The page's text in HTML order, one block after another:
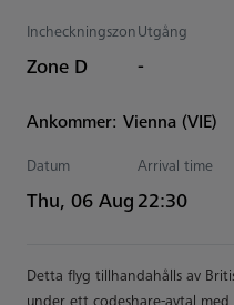
Incheckningszon
Zone D
Utgång
-
Ankommer: Vienna (VIE)
Datum
Thu, 06 Aug
Arrival time
Estimated
22:30
Detta flyg tillhandahålls av
under ett codeshare-avtal med